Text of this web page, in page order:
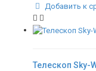
Добавить к
Телескоп Sky-